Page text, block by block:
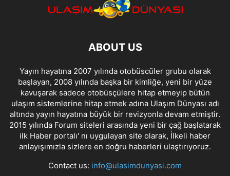
ABOUT US
Yayın hayatına 2007 yılında otobüscüler grubu olarak
başlayan, 2008 yılında başka bir kimliğe, yeni bir yüze
kavuşarak sadece otobüsçülere hitap etmeyip bütün
ulaşım sistemlerine hitap etmek adına Ulaşım Dünyası adı
altında yayın hayatına büyük bir revizyonla devam etmiştir.
2015 yılında Forum siteleri arasında yeni bir çağ başlatarak
ilk Haber portalı' nı uygulayan site olarak, İlkeli haber
anlayışımızla sizlere en doğru haberleri ulaştırıyoruz.
Contact us: info@ulasimdunyasi.com